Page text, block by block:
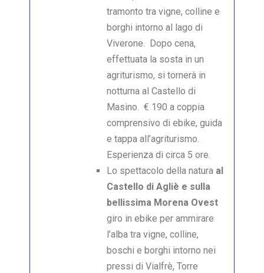
tramonto tra vigne, colline e
borghi intorno al lago di
Viverone. Dopo cena,
effettuata la sosta in un
agriturismo, si tornerà in
notturna al Castello di
Masino. € 190 a coppia
comprensivo di ebike, guida
e tappa all’agriturismo.
Esperienza di circa 5 ore.
Lo spettacolo della natura al
Castello di Agliè e sulla
bellissima Morena Ovest
giro in ebike per ammirare
l’alba tra vigne, colline,
boschi e borghi intorno nei
pressi di Vialfrè, Torre